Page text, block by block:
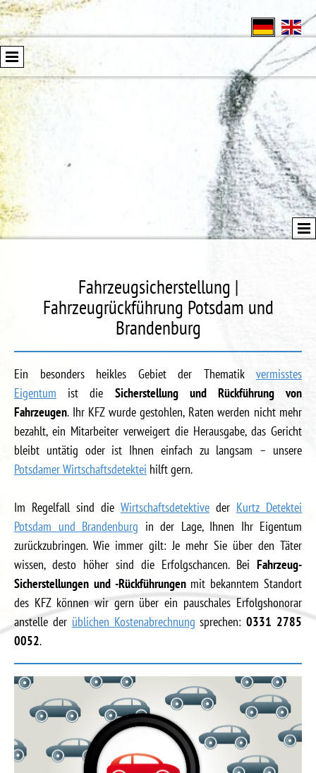
Fahrzeugsicherstellung |
Fahrzeugrückführung Potsdam und
Brandenburg
Ein besonders heikles Gebiet der Thematik vermisstes
Eigentum ist die Sicherstellung und Rückführung von
Fahrzeugen. Ihr KFZ wurde gestohlen, Raten werden nicht mehr
bezahlt, ein Mitarbeiter verweigert die Herausgabe, das Gericht
bleibt untätig oder ist Ihnen einfach zu langsam – unsere
Potsdamer Wirtschaftsdetektei hilft gern.
Im Regelfall sind die Wirtschaftsdetektive der Kurtz Detektei
Potsdam und Brandenburg in der Lage, Ihnen Ihr Eigentum
zurückzubringen. Wie immer gilt: Je mehr Sie über den Täter
wissen, desto höher sind die Erfolgschancen. Bei Fahrzeug-
Sicherstellungen und -Rückführungenmit bekanntem Standort
des KFZ können wir gern über ein pauschales Erfolgshonorar
anstelle der üblichen Kostenabrechnung sprechen:0331 2785
0052.